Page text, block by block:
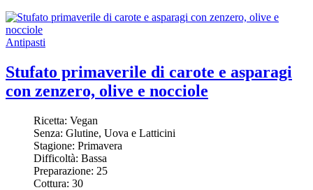
Antipasti
Stufato primaverile di carote e asparagi
con zenzero, olive e nocciole
Ricetta: Vegan
Senza: Glutine, Uova e Latticini
Stagione: Primavera
Difficoltà: Bassa
Preparazione: 25
Cottura: 30